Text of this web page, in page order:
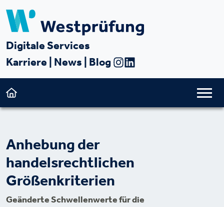
Digitale Services
Karriere News Blog
Anhebung der
handelsrechtlichen
Größenkriterien
Geänderte Schwellenwerte für die